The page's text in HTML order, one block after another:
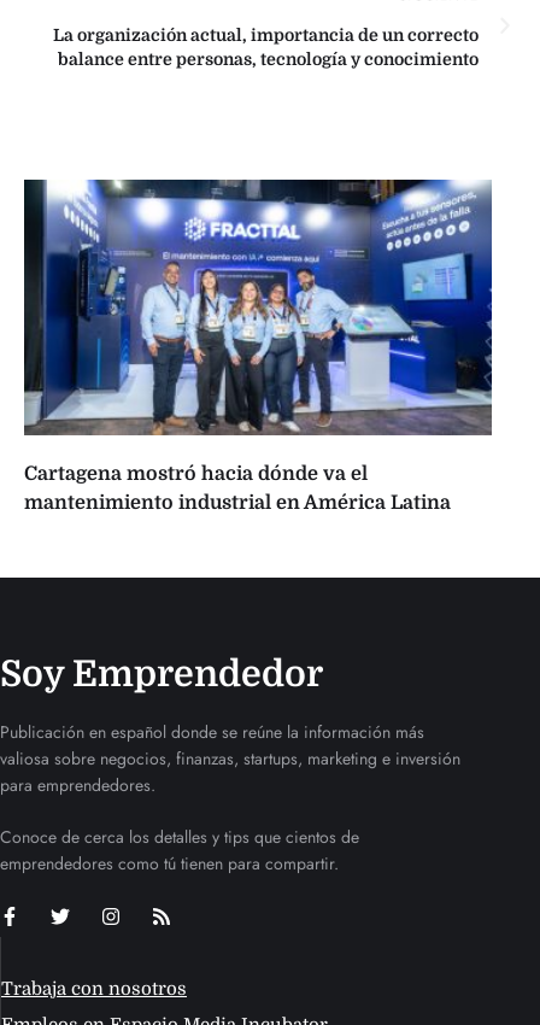
La organización actual, importancia de un correcto
balance entre personas, tecnología y conocimiento
Cartagena mostró hacia dónde va el
mantenimiento industrial en América Latina
Soy Emprendedor
Publicación en español donde se reúne la información más
valiosa sobre negocios, finanzas, startups, marketing e inversión
para emprendedores.
Conoce de cerca los detalles y tips que cientos de
emprendedores como tú tienen para compartir.
Trabaja con nosotros